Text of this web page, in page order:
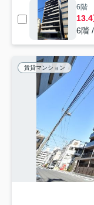
6階
13.4
6階
賃貸マンション